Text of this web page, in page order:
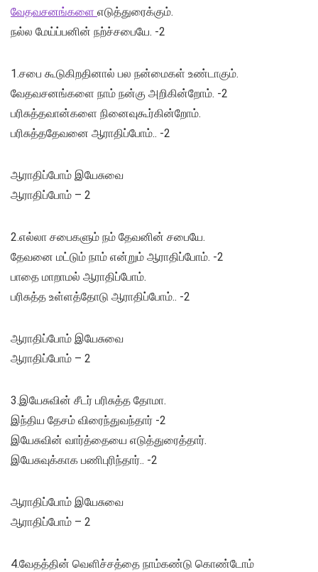
வேதவசனங்களை எடுத்துரைக்கும்.
நல்ல மேய்ப்பனின் நற்ச்சபையே. -2
1.சபை கூடுகிறதினால் பல நன்மைகள் உண்டாகும்.
வேதவசனங்களை நாம் நன்கு அறிகின்றோம். -2
பரிசுத்தவான்களை நினைவுகூர்கின்றோம்.
பரிசுத்ததேவனை ஆராதிப்போம்.. -2
ஆராதிப்போம் இயேசுவை
ஆராதிப்போம் – 2
2.எல்லா சபைகளும் நம் தேவனின் சபையே.
தேவனை மட்டும் நாம் என்றும் ஆராதிப்போம். -2
பாதை மாறாமல் ஆராதிப்போம்.
பரிசுத்த உள்ளத்தோடு ஆராதிப்போம்.. -2
ஆராதிப்போம் இயேசுவை
ஆராதிப்போம் – 2
3.இயேசுவின் சீடர் பரிசுத்த தோமா.
இந்திய தேசம் விரைந்துவந்தார் -2
இயேசுவின் வார்த்தையை எடுத்துரைத்தார்.
இயேசுவுக்காக பணிபுரிந்தார்.. -2
ஆராதிப்போம் இயேசுவை
ஆராதிப்போம் – 2
4.வேதத்தின் வெளிச்சத்தை நாம்கண்டு கொண்டோம்